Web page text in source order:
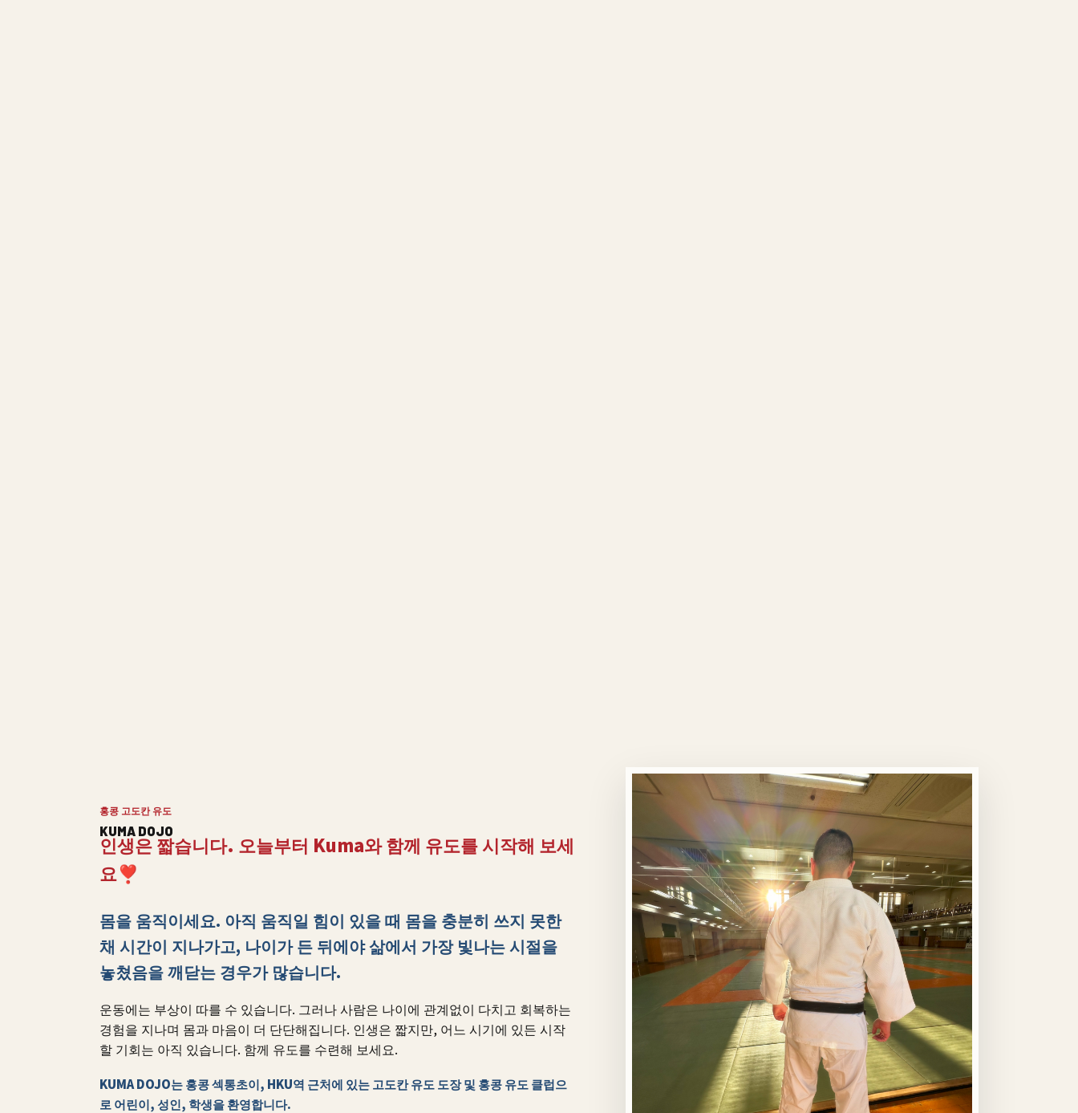
홍콩 고도칸 유도
KUMA DOJO
인생은 짧습니다. 오늘부터 Kuma와 함께 유도를 시작해 보세
요 ❣
몸을 움직이세요. 아직 움직일 힘이 있을 때 몸을 충분히 쓰지 못한
채 시간이 지나가고, 나이가 든 뒤에야 삶에서 가장 빛나는 시절을
놓쳤음을 깨닫는 경우가 많습니다.
운동에는 부상이 따를 수 있습니다. 그러나 사람은 나이에 관계없이 다치고 회복하는
경험을 지나며 몸과 마음이 더 단단해집니다. 인생은 짧지만, 어느 시기에 있든 시작
할 기회는 아직 있습니다. 함께 유도를 수련해 보세요.
KUMA DOJO는 홍콩 섹통초이, HKU역 근처에 있는 고도칸 유도 도장 및 홍콩 유도 클럽으
로 어린이, 성인, 학생을 환영합니다.